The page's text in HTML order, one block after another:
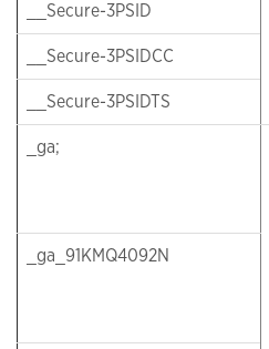
__Secure-3PSID
__Secure-3PSIDCC
__Secure-3PSIDTS
_ga;
_ga_91KMQ4092N